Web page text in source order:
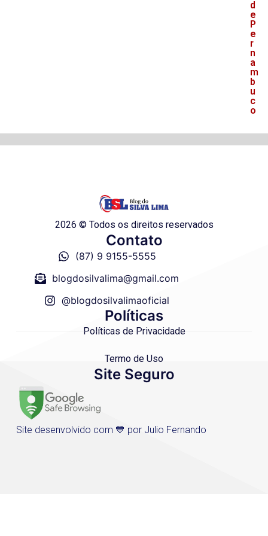
d
e
P
e
r
n
a
m
b
u
c
o
2026 © Todos os direitos reservados
Contato
(87) 9 9155-5555
blogdosilvalima@gmail.com
@blogdosilvalimaoficial
Políticas
Políticas de Privacidade
Termo de Uso
Site Seguro
Site desenvolvido com 💙 por Julio Fernando